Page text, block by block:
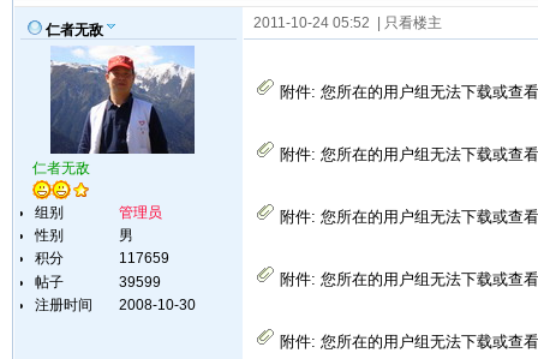
仁者无敌
仁者无敌
组别
管理员
性别
男
积分
117659
帖子
39599
注册时间
2008-10-30
2011-10-24 05:52 | 只看楼主
附件: 您所在的用户组无法下载或查
附件: 您所在的用户组无法下载或查
附件: 您所在的用户组无法下载或查
附件: 您所在的用户组无法下载或查
附件: 您所在的用户组无法下载或查